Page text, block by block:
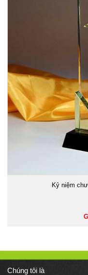
Kỷ niệm
Chúng tôi là